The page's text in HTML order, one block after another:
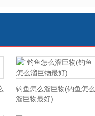
钓鱼怎么溜巨物(钓鱼怎么
溜巨物最好)